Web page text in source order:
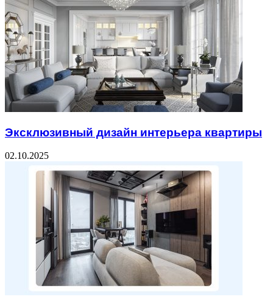
Эксклюзивный дизайн интерьера квартиры
02.10.2025